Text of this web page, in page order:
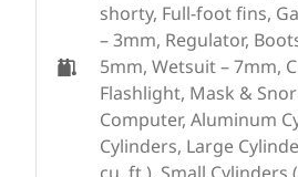
shorty, Full-foot fins,
– 3mm, Regulator,
5mm, Wetsuit – 7mm,
Flashlight, Mask &
Computer, Aluminum
Cylinders, Large